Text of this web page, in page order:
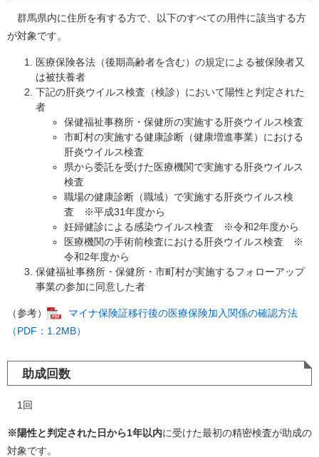
群馬県内に住所を有する方で、以下のすべての用件に該当する方
が対象です。
医療保険各法（後期高齢者を含む）の規定による被保険者又
は被扶養者
下記の肝炎ウイルス検査（検診）において陽性と判定された
者
保健福祉事務所・保健所の実施する肝炎ウイルス検査
市町村の実施する健康診断（健康増進事業）における
肝炎ウイルス検査
県から委託を受けた医療機関で実施する肝炎ウイルス
検査
職場の健康診断（職域）で実施する肝炎ウイルス検
査 ※平成31年度から
妊婦健診による感染ウイルス検査 ※令和2年度から
医療機関の手術前検査における肝炎ウイルス検査 ※
令和2年度から
保健福祉事務所・保健所・市町村が実施するフォローアップ
事業の参加に同意した者
（参考）
マイナ保険証移行後の医療保険加入関係の確認方法
（PDF：1.2MB）
助成回数
1回
※陽性と判定された日から1年以内に受けた最初の精密検査が助成の
対象です。